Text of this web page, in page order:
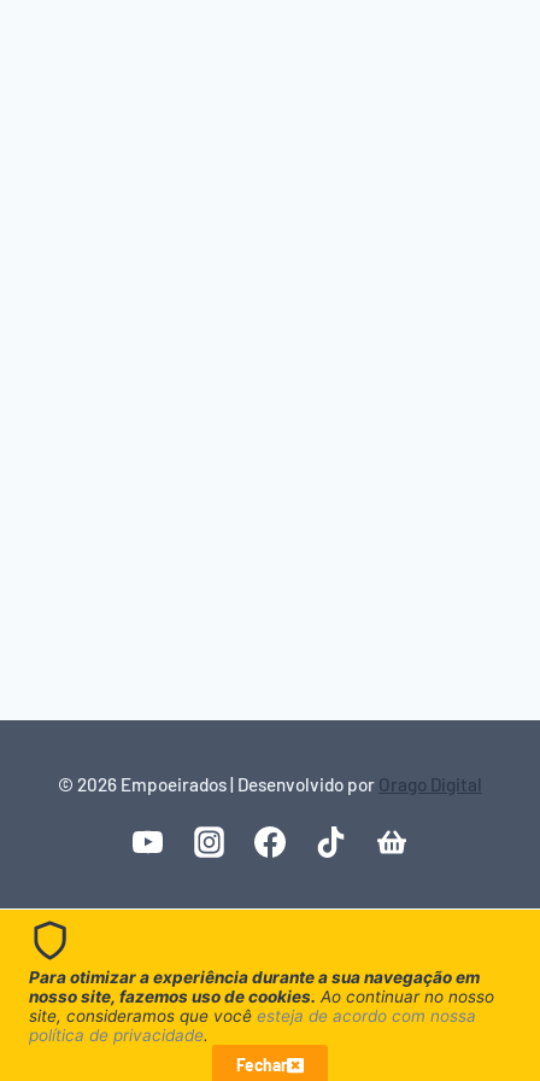
© 2026 Empoeirados | Desenvolvido por Orago Digital
Para otimizar a experiência durante a sua navegação em
nosso site, fazemos uso de cookies. Ao continuar no nosso
site, consideramos que você esteja de acordo com nossa
política de privacidade.
Fechar